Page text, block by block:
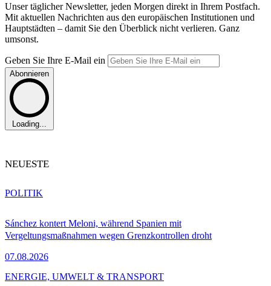
Unser täglicher Newsletter, jeden Morgen direkt in Ihrem Postfach.
Mit aktuellen Nachrichten aus den europäischen Institutionen und
Hauptstädten – damit Sie den Überblick nicht verlieren. Ganz
umsonst.
Geben Sie Ihre E-Mail ein
Abonnieren
Loading...
NEUESTE
Sánchez kontert Meloni, während Spanien mit
Vergeltungsmaßnahmen wegen Grenzkontrollen droht
07.08.2026
POLITIK
ENERGIE, UMWELT & TRANSPORT